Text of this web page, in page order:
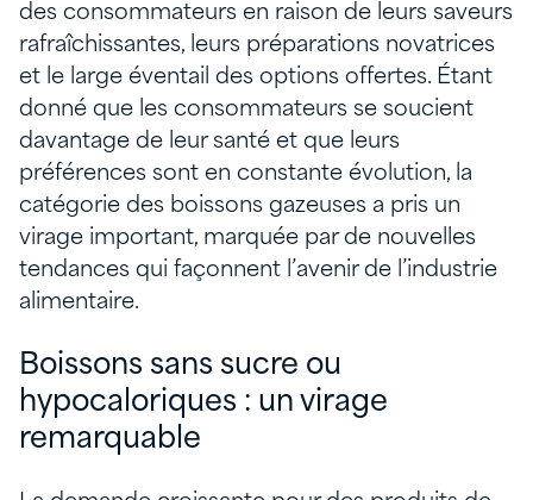
des consommateurs en raison de leurs saveurs
rafraîchissantes, leurs préparations novatrices
et le large éventail des options offertes. Étant
donné que les consommateurs se soucient
davantage de leur santé et que leurs
préférences sont en constante évolution, la
catégorie des boissons gazeuses a pris un
virage important, marquée par de nouvelles
tendances qui façonnent l’avenir de l’industrie
alimentaire.
Boissons sans sucre ou
hypocaloriques : un virage
remarquable